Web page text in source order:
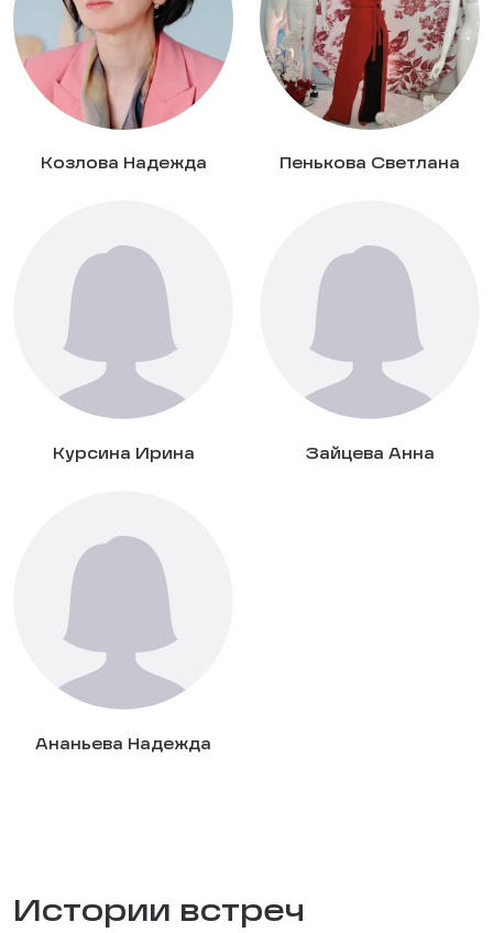
Козлова Надежда Пенькова Светлана
Курсина Ирина Зайцева Анна
Ананьева Надежда
Истории встреч